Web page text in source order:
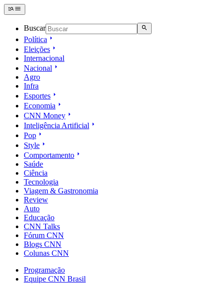
Buscar
Política
Eleições
Internacional
Nacional
Agro
Infra
Esportes
Economia
CNN Money
Inteligência Artificial
Pop
Style
Comportamento
Saúde
Ciência
Tecnologia
Viagem & Gastronomia
Review
Auto
Educação
CNN Talks
Fórum CNN
Blogs CNN
Colunas CNN
Programação
Equipe CNN Brasil